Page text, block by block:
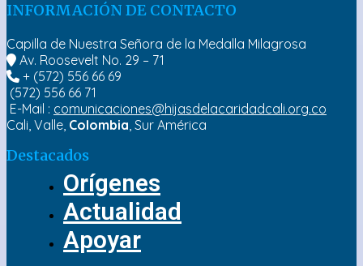
INFORMACIÓN DE CONTACTO
Capilla de Nuestra Señora de la Medalla Milagrosa
Av. Roosevelt No. 29 – 71
+ (572) 556 66 69
(572) 556 66 71
E-Mail : comunicaciones@hijasdelacaridadcali.org.co
Cali, Valle, Colombia, Sur América
Destacados
Orígenes
Actualidad
Apoyar